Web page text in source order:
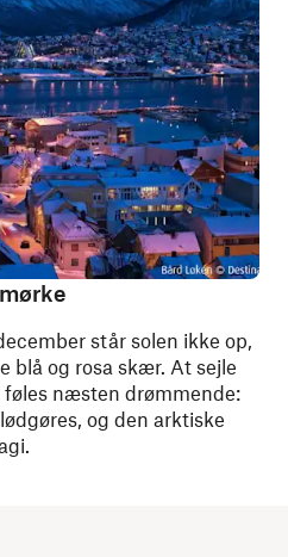
står solen ikke op,
blå og rosa skær. At sejle
næsten drømmende:
og den arktiske